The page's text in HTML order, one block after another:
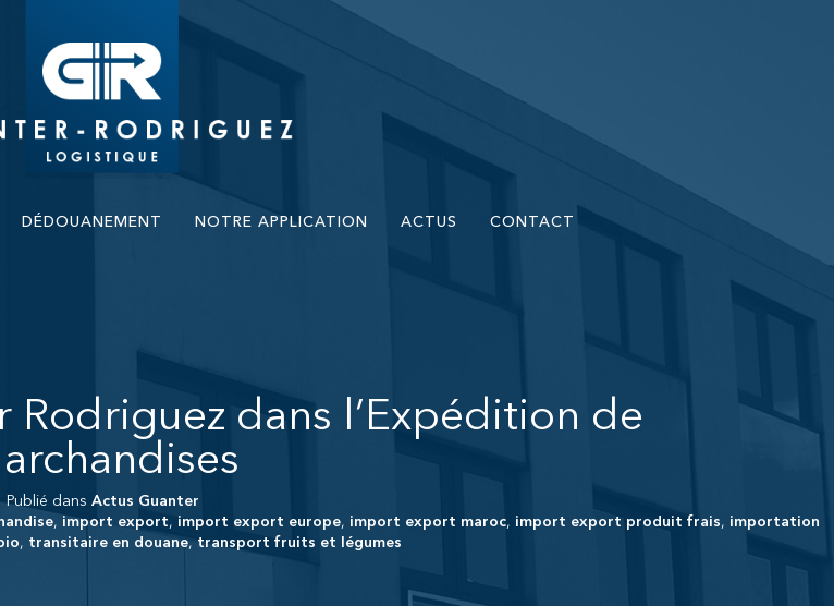
DÉDOUANEMENT NOTRE APPLICATION ACTUS CONTACT
Rodriguez dans l’Expédition de
Publié dans Actus Guanter
, import export, import export europe, import export maroc, import export produit frais, importation
, transitaire en douane,transport fruits et légumes